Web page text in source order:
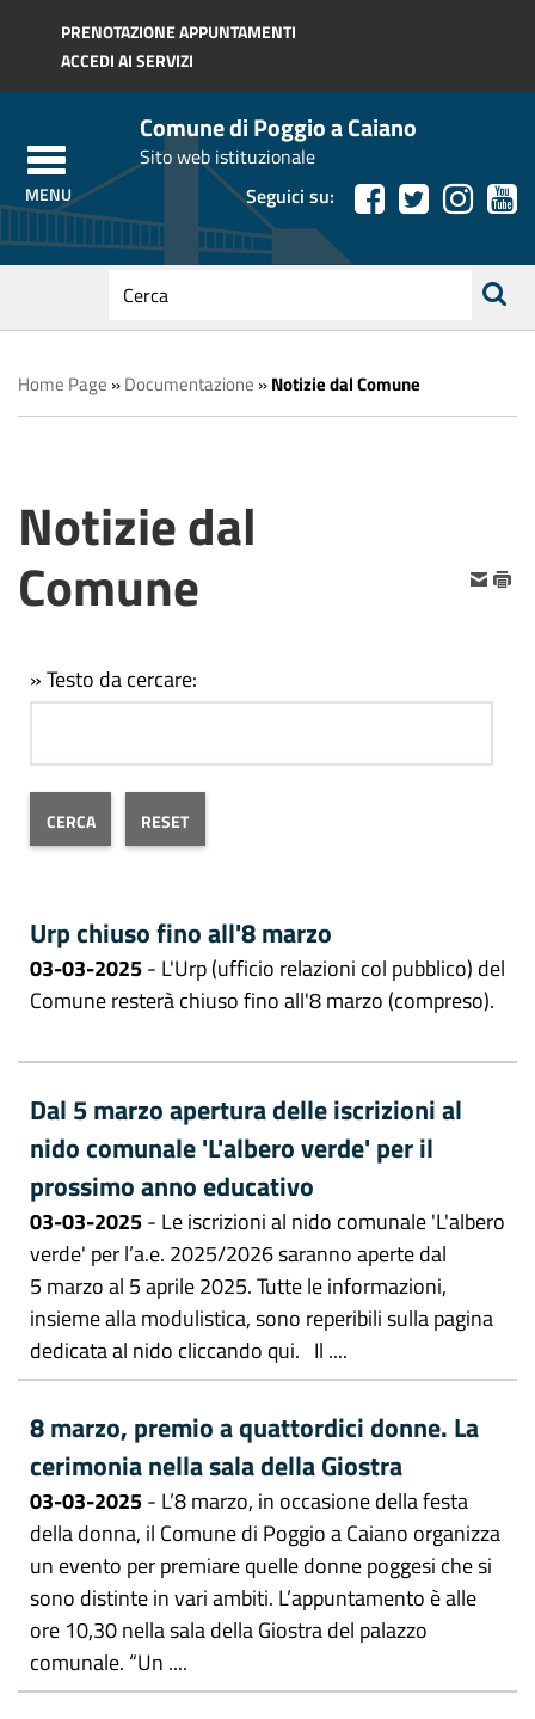
Regione Toscana
PRENOTAZIONE APPUNTAMENTI
ACCEDI AI SERVIZI
Comune di Poggio a Caiano
Sito web istituzionale
Seguici su:
testo
da
cercare
ricerca
Home Page »Documentazione »Notizie dal Comune
Notizie dal
Comune
» Testo da cercare:
Urp chiuso fino all'8 marzo
03-03-2025- L'Urp (ufficio relazioni col pubblico) del
Comune resterà chiuso fino all'8 marzo (compreso).
Dal 5 marzo apertura delle iscrizioni al
nido comunale 'L'albero verde' per il
prossimo anno educativo
03-03-2025- Le iscrizioni al nido comunale 'L'albero
verde' per l’a.e. 2025/2026 saranno aperte dal
5 marzo al 5 aprile 2025. Tutte le informazioni,
insieme alla modulistica, sono reperibili sulla pagina
dedicata al nido cliccando qui. Il ....
8 marzo, premio a quattordici donne. La
cerimonia nella sala della Giostra
03-03-2025- L’8 marzo, in occasione della festa
della donna, il Comune di Poggio a Caiano organizza
un evento per premiare quelle donne poggesi che si
sono distinte in vari ambiti. L’appuntamento è alle
ore 10,30 nella sala della Giostra del palazzo
comunale. “Un ....